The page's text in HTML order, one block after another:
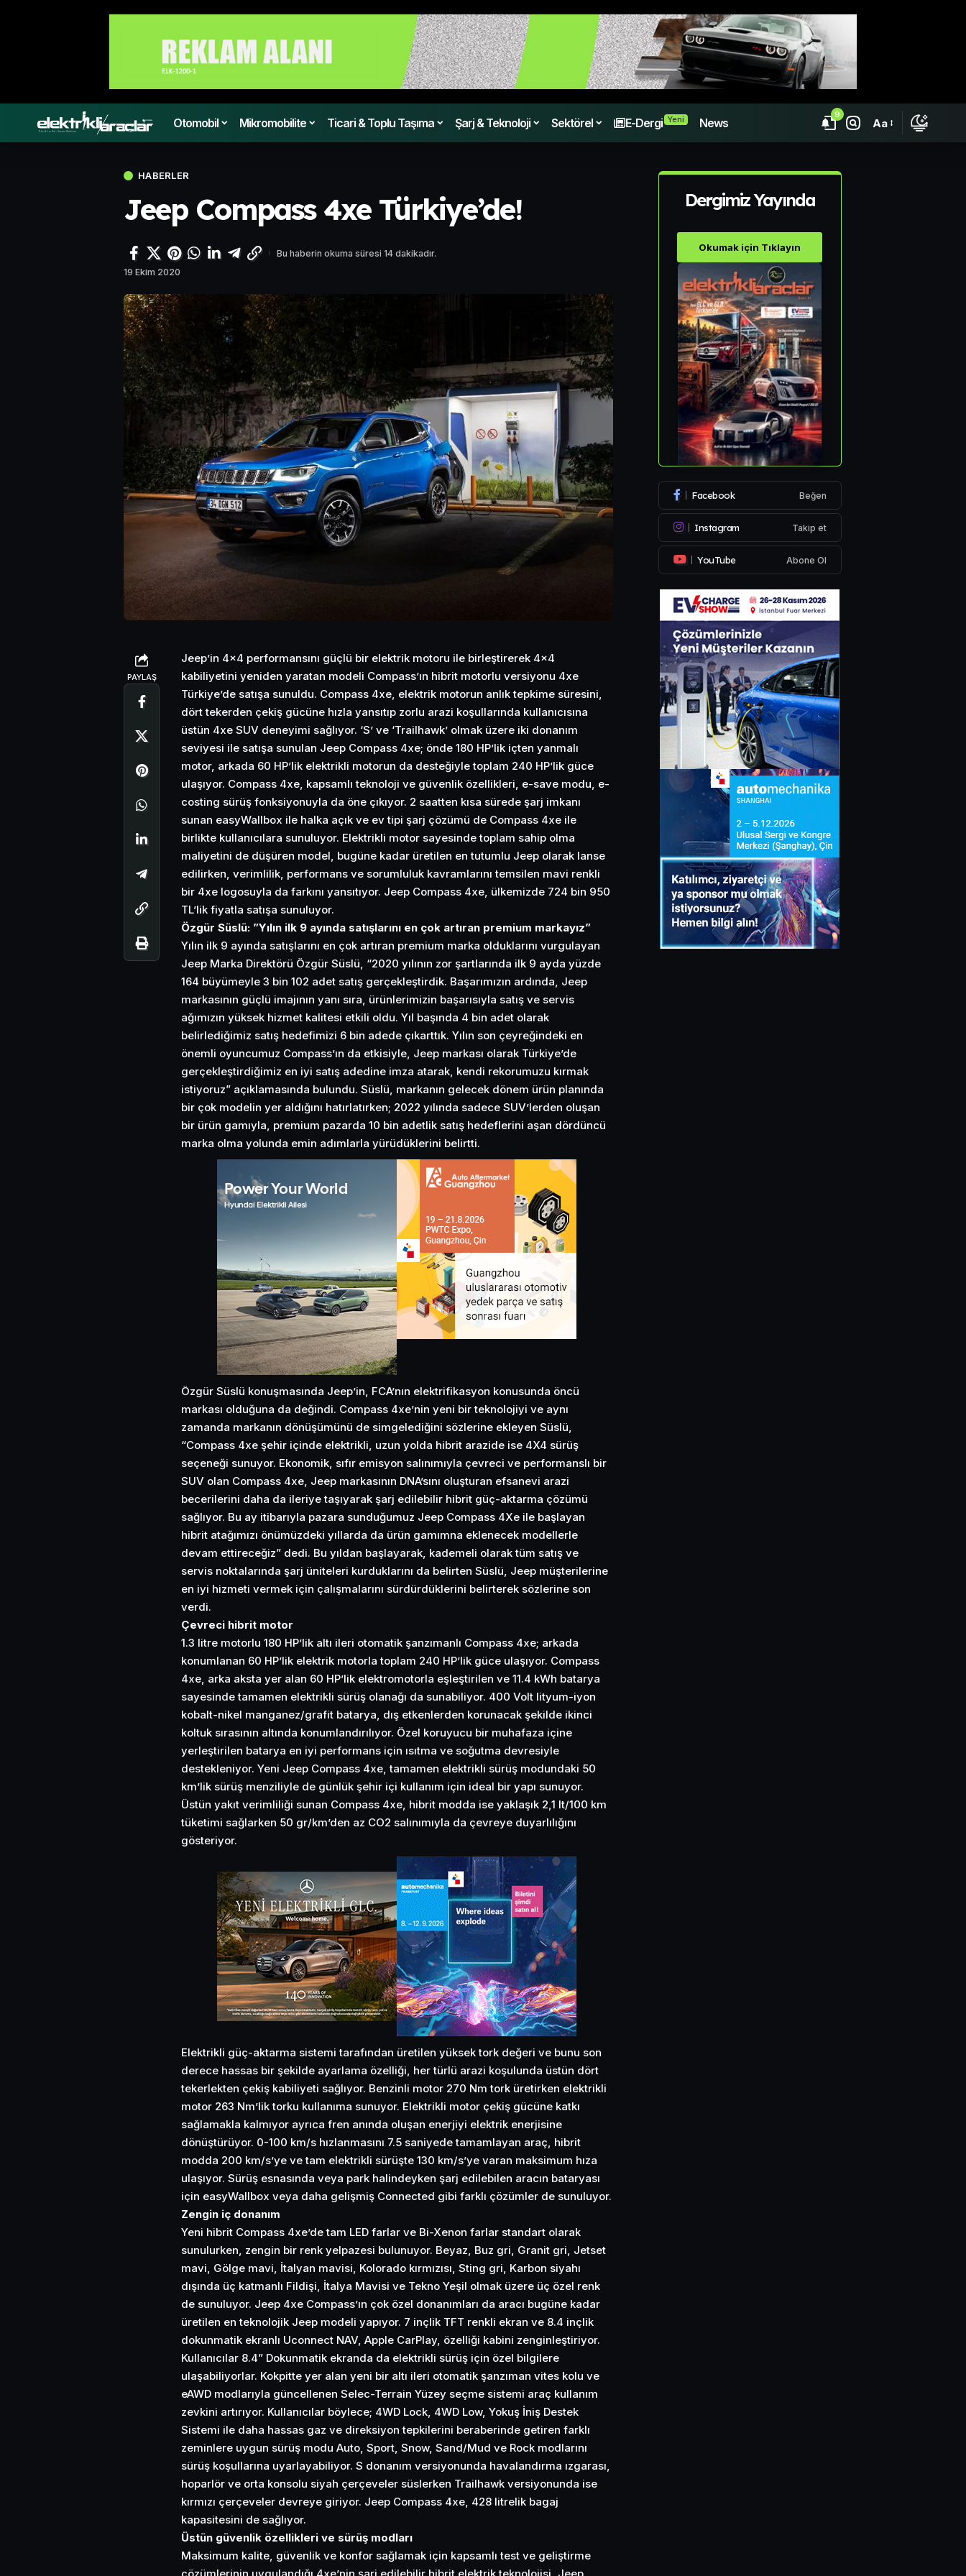
Otomobil Mikromobilite Ticari & Toplu Taşıma Şarj & Teknoloji Sektörel E-Dergi Yeni News
9
Aa
HABERLER
Jeep Compass 4xe Türkiye’de!
19 Ekim 2020
Bu haberin okuma süresi 14 dakikadır.
PAYLAŞ
Jeep’in 4×4 performansını güçlü bir elektrik motoru ile birleştirerek 4×4
kabiliyetini yeniden yaratan modeli Compass’ın hibrit motorlu versiyonu 4xe
Türkiye’de satışa sunuldu. Compass 4xe, elektrik motorun anlık tepkime süresini,
dört tekerden çekiş gücüne hızla yansıtıp zorlu arazi koşullarında kullanıcısına
üstün 4xe SUV deneyimi sağlıyor. ‘S’ ve ‘Trailhawk’ olmak üzere iki donanım
seviyesi ile satışa sunulan Jeep Compass 4xe; önde 180 HP’lik içten yanmalı
motor, arkada 60 HP’lik elektrikli motorun da desteğiyle toplam 240 HP’lik güce
ulaşıyor. Compass 4xe, kapsamlı teknoloji ve güvenlik özellikleri, e-save modu, e-
costing sürüş fonksiyonuyla da öne çıkıyor. 2 saatten kısa sürede şarj imkanı
sunan easyWallbox ile halka açık ve ev tipi şarj çözümü de Compass 4xe ile
birlikte kullanıcılara sunuluyor. Elektrikli motor sayesinde toplam sahip olma
maliyetini de düşüren model, bugüne kadar üretilen en tutumlu Jeep olarak lanse
edilirken, verimlilik, performans ve sorumluluk kavramlarını temsilen mavi renkli
bir 4xe logosuyla da farkını yansıtıyor. Jeep Compass 4xe, ülkemizde 724 bin 950
TL’lik fiyatla satışa sunuluyor.
Özgür Süslü: ”Yılın ilk 9 ayında satışlarını en çok artıran premium markayız”
Yılın ilk 9 ayında satışlarını en çok artıran premium marka olduklarını vurgulayan
Jeep Marka Direktörü Özgür Süslü, “2020 yılının zor şartlarında ilk 9 ayda yüzde
164 büyümeyle 3 bin 102 adet satış gerçekleştirdik. Başarımızın ardında, Jeep
markasının güçlü imajının yanı sıra, ürünlerimizin başarısıyla satış ve servis
ağımızın yüksek hizmet kalitesi etkili oldu. Yıl başında 4 bin adet olarak
belirlediğimiz satış hedefimizi 6 bin adede çıkarttık. Yılın son çeyreğindeki en
önemli oyuncumuz Compass’ın da etkisiyle, Jeep markası olarak Türkiye’de
gerçekleştirdiğimiz en iyi satış adedine imza atarak, kendi rekorumuzu kırmak
istiyoruz” açıklamasında bulundu. Süslü, markanın gelecek dönem ürün planında
bir çok modelin yer aldığını hatırlatırken; 2022 yılında sadece SUV’lerden oluşan
bir ürün gamıyla, premium pazarda 10 bin adetlik satış hedeflerini aşan dördüncü
marka olma yolunda emin adımlarla yürüdüklerini belirtti.
Özgür Süslü konuşmasında Jeep’in, FCA’nın elektrifikasyon konusunda öncü
markası olduğuna da değindi. Compass 4xe’nin yeni bir teknolojiyi ve aynı
zamanda markanın dönüşümünü de simgelediğini sözlerine ekleyen Süslü,
“Compass 4xe şehir içinde elektrikli, uzun yolda hibrit arazide ise 4X4 sürüş
seçeneği sunuyor. Ekonomik, sıfır emisyon salınımıyla çevreci ve performanslı bir
SUV olan Compass 4xe, Jeep markasının DNA’sını oluşturan efsanevi arazi
becerilerini daha da ileriye taşıyarak şarj edilebilir hibrit güç-aktarma çözümü
sağlıyor. Bu ay itibarıyla pazara sunduğumuz Jeep Compass 4Xe ile başlayan
hibrit atağımızı önümüzdeki yıllarda da ürün gamımna eklenecek modellerle
devam ettireceğiz” dedi. Bu yıldan başlayarak, kademeli olarak tüm satış ve
servis noktalarında şarj üniteleri kurduklarını da belirten Süslü, Jeep müşterilerine
en iyi hizmeti vermek için çalışmalarını sürdürdüklerini belirterek sözlerine son
verdi.
Çevreci hibrit motor
1.3 litre motorlu 180 HP’lik altı ileri otomatik şanzımanlı Compass 4xe; arkada
konumlanan 60 HP’lik elektrik motorla toplam 240 HP’lik güce ulaşıyor. Compass
4xe, arka aksta yer alan 60 HP’lik elektromotorla eşleştirilen ve 11.4 kWh batarya
sayesinde tamamen elektrikli sürüş olanağı da sunabiliyor. 400 Volt lityum-iyon
kobalt-nikel manganez/grafit batarya, dış etkenlerden korunacak şekilde ikinci
koltuk sırasının altında konumlandırılıyor. Özel koruyucu bir muhafaza içine
yerleştirilen batarya en iyi performans için ısıtma ve soğutma devresiyle
destekleniyor. Yeni Jeep Compass 4xe, tamamen elektrikli sürüş modundaki 50
km’lik sürüş menziliyle de günlük şehir içi kullanım için ideal bir yapı sunuyor.
Üstün yakıt verimliliği sunan Compass 4xe, hibrit modda ise yaklaşık 2,1 lt/100 km
tüketimi sağlarken 50 gr/km’den az CO2 salınımıyla da çevreye duyarlılığını
gösteriyor.
Elektrikli güç-aktarma sistemi tarafından üretilen yüksek tork değeri ve bunu son
derece hassas bir şekilde ayarlama özelliği, her türlü arazi koşulunda üstün dört
tekerlekten çekiş kabiliyeti sağlıyor. Benzinli motor 270 Nm tork üretirken elektrikli
motor 263 Nm’lik torku kullanıma sunuyor. Elektrikli motor çekiş gücüne katkı
sağlamakla kalmıyor ayrıca fren anında oluşan enerjiyi elektrik enerjisine
dönüştürüyor. 0-100 km/s hızlanmasını 7.5 saniyede tamamlayan araç, hibrit
modda 200 km/s’ye ve tam elektrikli sürüşte 130 km/s’ye varan maksimum hıza
ulaşıyor. Sürüş esnasında veya park halindeyken şarj edilebilen aracın bataryası
için easyWallbox veya daha gelişmiş Connected gibi farklı çözümler de sunuluyor.
Zengin iç donanım
Yeni hibrit Compass 4xe’de tam LED farlar ve Bi-Xenon farlar standart olarak
sunulurken, zengin bir renk yelpazesi bulunuyor. Beyaz, Buz gri, Granit gri, Jetset
mavi, Gölge mavi, İtalyan mavisi, Kolorado kırmızısı, Sting gri, Karbon siyahı
dışında üç katmanlı Fildişi, İtalya Mavisi ve Tekno Yeşil olmak üzere üç özel renk
de sunuluyor. Jeep 4xe Compass’ın çok özel donanımları da aracı bugüne kadar
üretilen en teknolojik Jeep modeli yapıyor. 7 inçlik TFT renkli ekran ve 8.4 inçlik
dokunmatik ekranlı Uconnect NAV, Apple CarPlay, özelliği kabini zenginleştiriyor.
Kullanıcılar 8.4” Dokunmatik ekranda da elektrikli sürüş için özel bilgilere
ulaşabiliyorlar. Kokpitte yer alan yeni bir altı ileri otomatik şanzıman vites kolu ve
eAWD modlarıyla güncellenen Selec-Terrain Yüzey seçme sistemi araç kullanım
zevkini artırıyor. Kullanıcılar böylece; 4WD Lock, 4WD Low, Yokuş İniş Destek
Sistemi ile daha hassas gaz ve direksiyon tepkilerini beraberinde getiren farklı
zeminlere uygun sürüş modu Auto, Sport, Snow, Sand/Mud ve Rock modlarını
sürüş koşullarına uyarlayabiliyor. S donanım versiyonunda havalandırma ızgarası,
hoparlör ve orta konsolu siyah çerçeveler süslerken Trailhawk versiyonunda ise
kırmızı çerçeveler devreye giriyor. Jeep Compass 4xe, 428 litrelik bagaj
kapasitesini de sağlıyor.
Üstün güvenlik özellikleri ve sürüş modları
Maksimum kalite, güvenlik ve konfor sağlamak için kapsamlı test ve geliştirme
Dergimiz Yayında
Okumak için Tıklayın
Facebook Beğen
Instagram Takip et
YouTube Abone Ol